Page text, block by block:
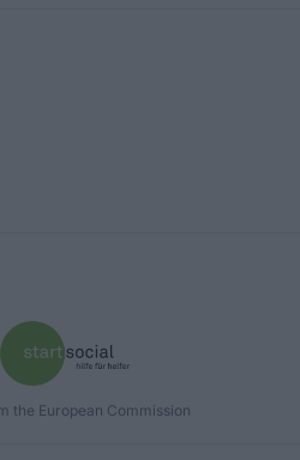
the European Commission